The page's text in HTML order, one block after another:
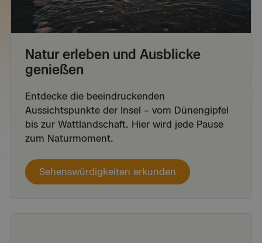
Natur erleben und Ausblicke
genießen
Entdecke die beeindruckenden
Aussichtspunkte der Insel – vom Dünengipfel
bis zur Wattlandschaft. Hier wird jede Pause
zum Naturmoment.
Sehenswürdigkeiten erkunden